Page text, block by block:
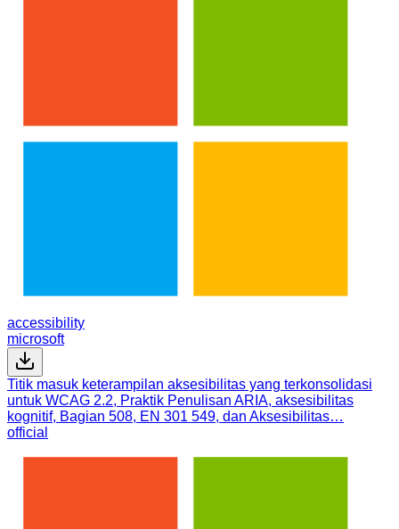
accessibility
microsoft
Titik masuk keterampilan aksesibilitas yang terkonsolidasi
untuk WCAG 2.2, Praktik Penulisan ARIA, aksesibilitas
kognitif, Bagian 508, EN 301 549, dan Aksesibilitas…
official